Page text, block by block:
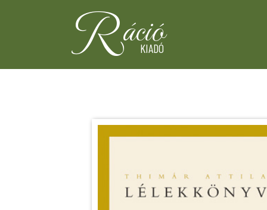
Ráció
KIADÓ